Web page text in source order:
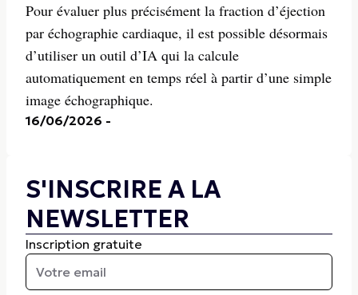
Pour évaluer plus précisément la fraction d’éjection
par échographie cardiaque, il est possible désormais
d’utiliser un outil d’IA qui la calcule
automatiquement en temps réel à partir d’une simple
image échographique.
16/06/2026 -
S'INSCRIRE A LA
NEWSLETTER
Inscription gratuite